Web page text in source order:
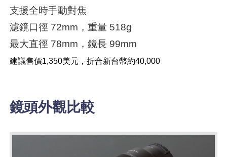
支援全時手動對焦
濾鏡口徑 72mm，重量 518g
最大直徑 78mm，鏡長 99mm
建議售價1,350美元，折合新台幣約40,000
鏡頭外觀比較